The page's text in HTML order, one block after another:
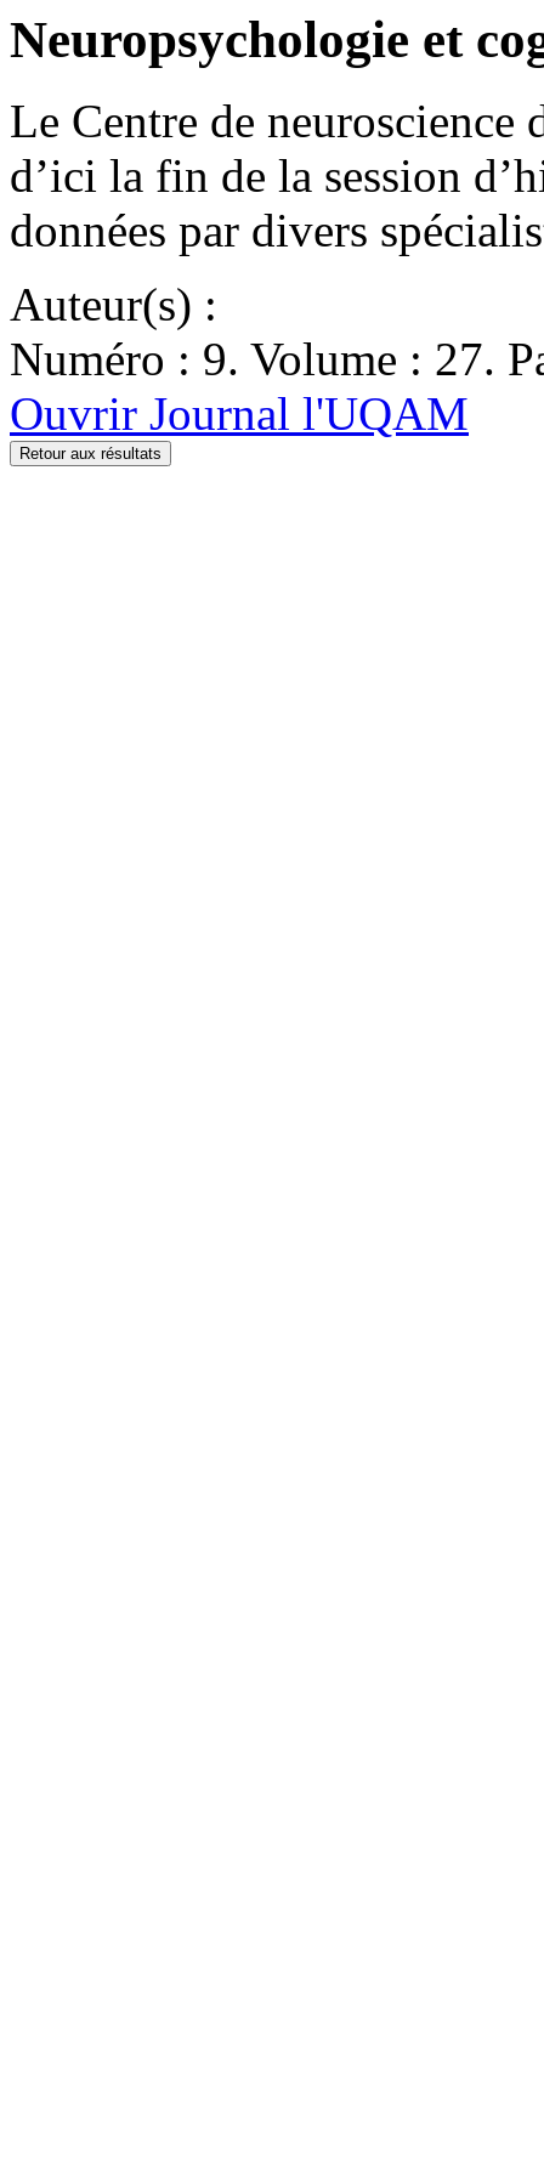
Neuropsychologie et
Le Centre de
d’ici la fin de la session
données par divers
Auteur(s) :
Numéro : 9. Volume : 27.
Ouvrir Journal l'UQAM
Retour aux résultats